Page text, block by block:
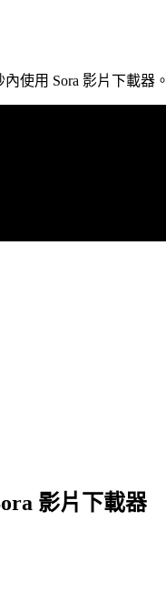
使用 Sora 影片下載器。
影片下載器